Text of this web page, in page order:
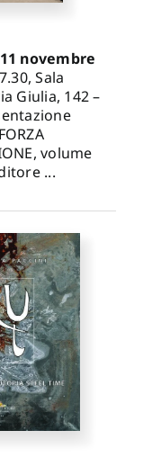
novembre
Sala
Giulia, 142 –
volume
...